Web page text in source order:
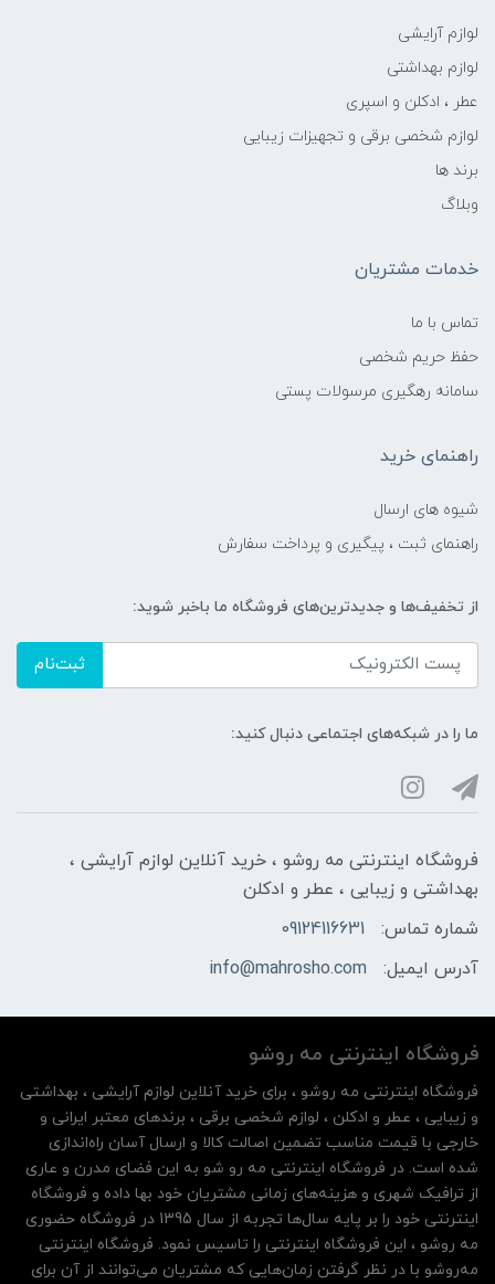
لوازم آرایشی
لوازم بهداشتی
عطر ، ادکلن و اسپری
لوازم شخصی برقی و تجهیزات زیبایی
برند ها
وبلاگ
خدمات مشتریان
تماس با ما
حفظ حریم شخصی
سامانه رهگیری مرسولات پستی
راهنمای خرید
شیوه های ارسال
راهنمای ثبت ، پیگیری و پرداخت سفارش
از تخفیف‌ها و جدیدترین‌های فروشگاه ما باخبر شوید:
ثبت‌نام
ما را در شبکه‌های اجتماعی دنبال کنید:
فروشگاه اینترنتی مه‌ رو‌شو ، خرید آنلاین لوازم آرایشی ،
بهداشتی و زیبایی ، عطر و ادکلن
شماره تماس:
09124116631
آدرس ایمیل:
info@mahrosho.com
فروشگاه اینترنتی مه‌ رو‌شو
فروشگاه اینترنتی مه‌ رو‌شو ، برای خرید آنلاین لوازم آرایشی ، بهداشتی
و زیبایی ، عطر و ادکلن ، لوازم شخصی برقی ، برندهای معتبر ایرانی و
خارجی با قیمت مناسب تضمین اصالت کالا و ارسال آسان راه‌اندازی
شده است. در فروشگاه اینترنتی مه رو شو به این فضای مدرن و عاری
از ترافیک شهری و هزینه‌های زمانی مشتریان خود بها داده و فروشگاه
اینترنتی خود را بر پایه سال‌ها تجربه از سال 1395 در فروشگاه حضوری
مه روشو ، این فروشگاه اینترنتی را تاسیس نمود. فروشگاه اینترنتی
مه‌رو‌شو با در نظر گرفتن زمان‌هایی که مشتریان می‌توانند از آن‌ برای